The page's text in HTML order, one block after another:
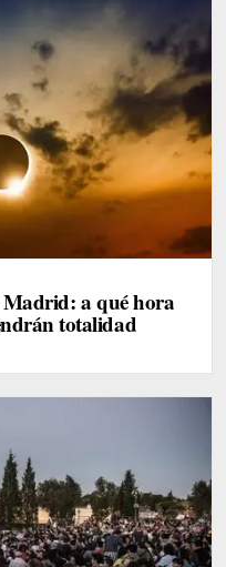
Madrid: a qué hora
totalidad